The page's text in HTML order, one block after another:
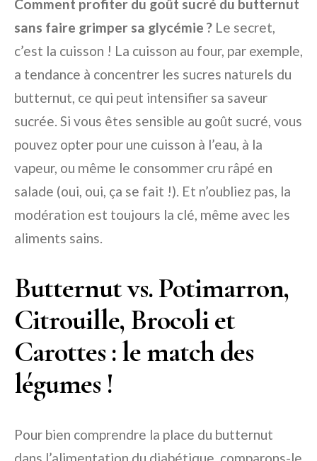
Comment profiter du goût sucré du butternut
sans faire grimper sa glycémie ? Le secret,
c’est la cuisson ! La cuisson au four, par exemple,
a tendance à concentrer les sucres naturels du
butternut, ce qui peut intensifier sa saveur
sucrée. Si vous êtes sensible au goût sucré, vous
pouvez opter pour une cuisson à l’eau, à la
vapeur, ou même le consommer cru râpé en
salade (oui, oui, ça se fait !). Et n’oubliez pas, la
modération est toujours la clé, même avec les
aliments sains.
Butternut vs. Potimarron,
Citrouille, Brocoli et
Carottes : le match des
légumes !
Pour bien comprendre la place du butternut
dans l’alimentation du diabétique, comparons-le